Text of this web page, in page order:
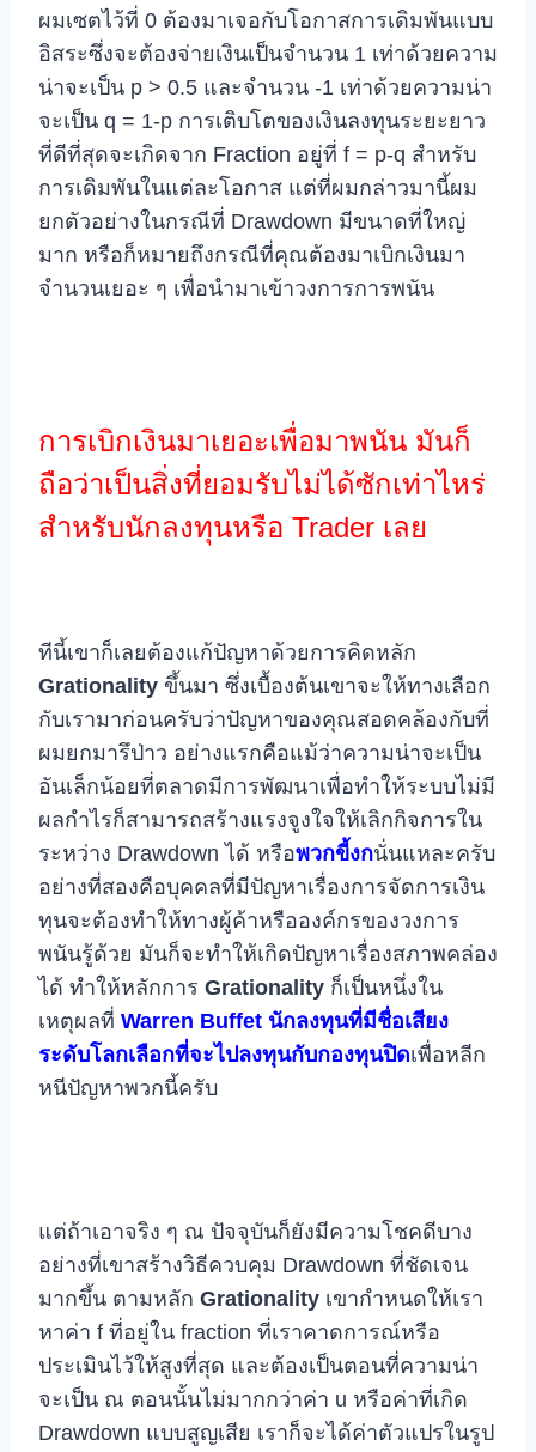
ผมเซตไว้ที่ 0 ต้องมาเจอกับโอกาสการเดิมพันแบบ
อิสระซึ่งจะต้องจ่ายเงินเป็นจำนวน 1 เท่าด้วยความ
น่าจะเป็น p > 0.5 และจำนวน -1 เท่าด้วยความน่า
จะเป็น q = 1-p การเติบโตของเงินลงทุนระยะยาว
ที่ดีที่สุดจะเกิดจาก Fraction อยู่ที่ f = p-q สำหรับ
การเดิมพันในแต่ละโอกาส แต่ที่ผมกล่าวมานี้ผม
ยกตัวอย่างในกรณีที่ Drawdown มีขนาดที่ใหญ่
มาก หรือก็หมายถึงกรณีที่คุณต้องมาเบิกเงินมา
จำนวนเยอะ ๆ เพื่อนำมาเข้าวงการการพนัน
การเบิกเงินมาเยอะเพื่อมาพนัน มันก็
ถือว่าเป็นสิ่งที่ยอมรับไม่ได้ซักเท่าไหร่
สำหรับนักลงทุนหรือ Trader เลย
ทีนี้เขาก็เลยต้องแก้ปัญหาด้วยการคิดหลัก
Grationality ขึ้นมา ซึ่งเบื้องต้นเขาจะให้ทางเลือก
กับเรามาก่อนครับว่าปัญหาของคุณสอดคล้องกับที่
ผมยกมารึป่าว อย่างแรกคือแม้ว่าความน่าจะเป็น
อันเล็กน้อยที่ตลาดมีการพัฒนาเพื่อทำให้ระบบไม่มี
ผลกำไรก็สามารถสร้างแรงจูงใจให้เลิกกิจการใน
ระหว่าง Drawdown ได้ หรือพวกขี้งกนั่นแหละครับ
อย่างที่สองคือบุคคลที่มีปัญหาเรื่องการจัดการเงิน
ทุนจะต้องทำให้ทางผู้ค้าหรือองค์กรของวงการ
พนันรู้ด้วย มันก็จะทำให้เกิดปัญหาเรื่องสภาพคล่อง
ได้ ทำให้หลักการ Grationality ก็เป็นหนึ่งใน
เหตุผลที่ Warren Buffet นักลงทุนที่มีชื่อเสียง
ระดับโลกเลือกที่จะไปลงทุนกับกองทุนปิดเพื่อหลีก
หนีปัญหาพวกนี้ครับ
แต่ถ้าเอาจริง ๆ ณ ปัจจุบันก็ยังมีความโชคดีบาง
อย่างที่เขาสร้างวิธีควบคุม Drawdown ที่ชัดเจน
มากขึ้น ตามหลัก Grationality เขากำหนดให้เรา
หาค่า f ที่อยู่ใน fraction ที่เราคาดการณ์หรือ
ประเมินไว้ให้สูงที่สุด และต้องเป็นตอนที่ความน่า
จะเป็น ณ ตอนนั้นไม่มากกว่าค่า u หรือค่าที่เกิด
Drawdown แบบสูญเสีย เราก็จะได้ค่าตัวแปรในรูป